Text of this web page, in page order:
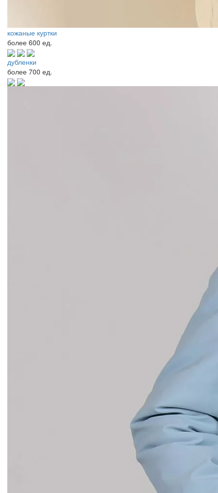
кожаные куртки
более 600 ед.
дубленки
более 700 ед.